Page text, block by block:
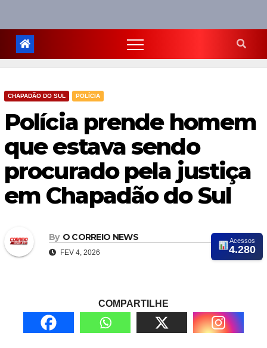
CHAPADÃO DO SUL POLÍCIA
Polícia prende homem
que estava sendo
procurado pela justiça
em Chapadão do Sul
By O CORREIO NEWS
FEV 4, 2026
Acessos
4.280
COMPARTILHE